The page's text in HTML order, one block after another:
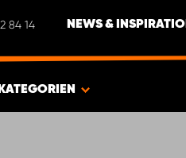
84 14 NEWS &
KATEGORIEN